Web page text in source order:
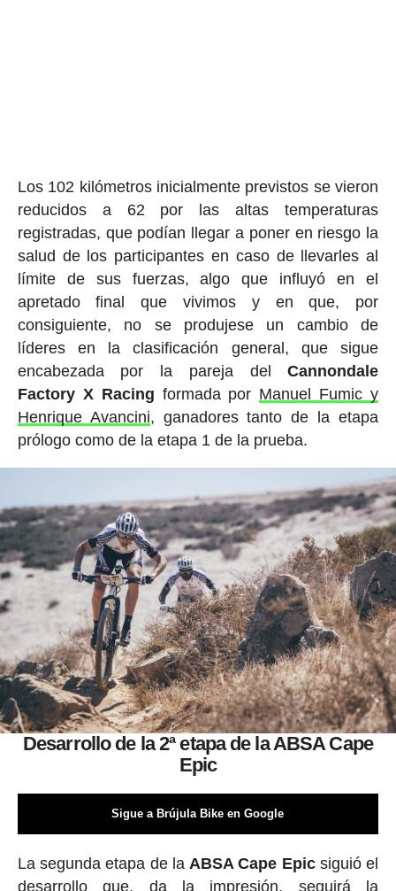
Los 102 kilómetros inicialmente previstos se vieron
reducidos a 62 por las altas temperaturas
registradas, que podían llegar a poner en riesgo la
salud de los participantes en caso de llevarles al
límite de sus fuerzas, algo que influyó en el
apretado final que vivimos y en que, por
consiguiente, no se produjese un cambio de
líderes en la clasificación general, que sigue
encabezada por la pareja delCannondale
Factory X Racing formada por Manuel Fumic y
Henrique Avancini, ganadores tanto de la etapa
prólogo como de la etapa 1 de la prueba.
Desarrollo de la 2ª etapa de la ABSA Cape
Epic
Sigue a Brújula Bike en Google
La segunda etapa de la ABSA Cape Epicsiguió el
desarrollo que, da la impresión, seguirá la